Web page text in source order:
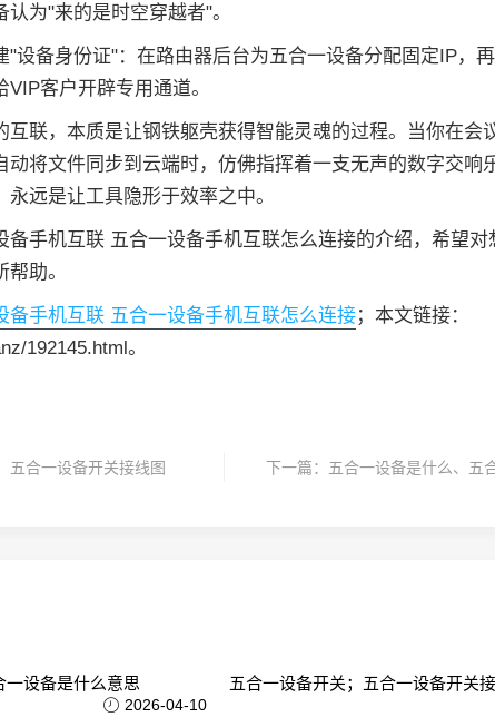
为"来的是时空穿越者"。
"设备身份证"：在路由器后台为五合一设备分配固定IP，
客户开辟专用通道。
互联，本质是让钢铁躯壳获得智能灵魂的过程。当你在会
动将文件同步到云端时，仿佛指挥着一支无声的数字交响
远是让工具隐形于效率之中。
备手机互联 五合一设备手机互联怎么连接的介绍，希望对
助。
备手机互联 五合一设备手机互联怎么连接；本文链接：
192145.html。
五合一设备开关接线图 下一篇： 五合一设备是什么、五
一设备是什么意思
2026-04-10
五合一设备开关；五合一设备开关